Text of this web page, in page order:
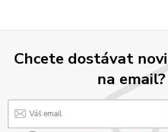
Chcete dostávat
na email?